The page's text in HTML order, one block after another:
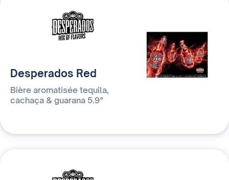
Desperados Red
Bière aromatisée tequila,
cachaça & guarana 5.9°